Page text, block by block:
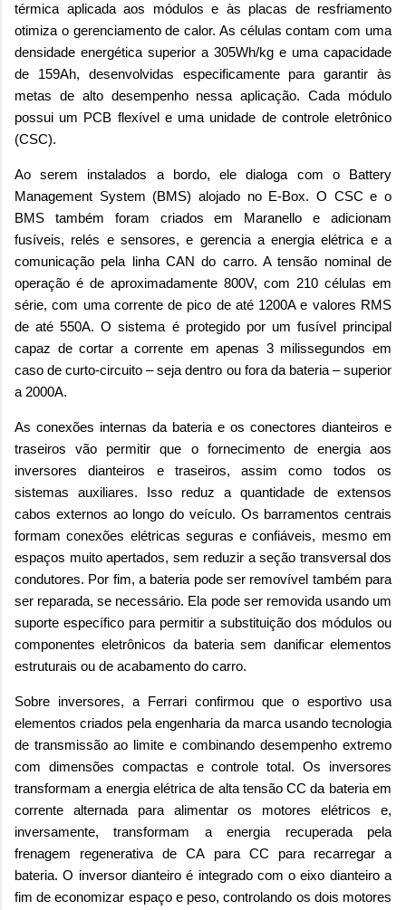
térmica aplicada aos módulos e às placas de resfriamento
otimiza o gerenciamento de calor. As células contam com uma
densidade energética superior a 305Wh/kg e uma capacidade
de 159Ah, desenvolvidas especificamente para garantir às
metas de alto desempenho nessa aplicação. Cada módulo
possui um PCB flexível e uma unidade de controle eletrônico
(CSC).
Ao serem instalados a bordo, ele dialoga com o Battery
Management System (BMS) alojado no E-Box. O CSC e o
BMS também foram criados em Maranello e adicionam
fusíveis, relés e sensores, e gerencia a energia elétrica e a
comunicação pela linha CAN do carro. A tensão nominal de
operação é de aproximadamente 800V, com 210 células em
série, com uma corrente de pico de até 1200A e valores RMS
de até 550A. O sistema é protegido por um fusível principal
capaz de cortar a corrente em apenas 3 milissegundos em
caso de curto-circuito – seja dentro ou fora da bateria – superior
a 2000A.
As conexões internas da bateria e os conectores dianteiros e
traseiros vão permitir que o fornecimento de energia aos
inversores dianteiros e traseiros, assim como todos os
sistemas auxiliares. Isso reduz a quantidade de extensos
cabos externos ao longo do veículo. Os barramentos centrais
formam conexões elétricas seguras e confiáveis, mesmo em
espaços muito apertados, sem reduzir a seção transversal dos
condutores. Por fim, a bateria pode ser removível também para
ser reparada, se necessário. Ela pode ser removida usando um
suporte específico para permitir a substituição dos módulos ou
componentes eletrônicos da bateria sem danificar elementos
estruturais ou de acabamento do carro.
Sobre inversores, a Ferrari confirmou que o esportivo usa
elementos criados pela engenharia da marca usando tecnologia
de transmissão ao limite e combinando desempenho extremo
com dimensões compactas e controle total. Os inversores
transformam a energia elétrica de alta tensão CC da bateria em
corrente alternada para alimentar os motores elétricos e,
inversamente, transformam a energia recuperada pela
frenagem regenerativa de CA para CC para recarregar a
bateria. O inversor dianteiro é integrado com o eixo dianteiro a
fim de economizar espaço e peso, controlando os dois motores